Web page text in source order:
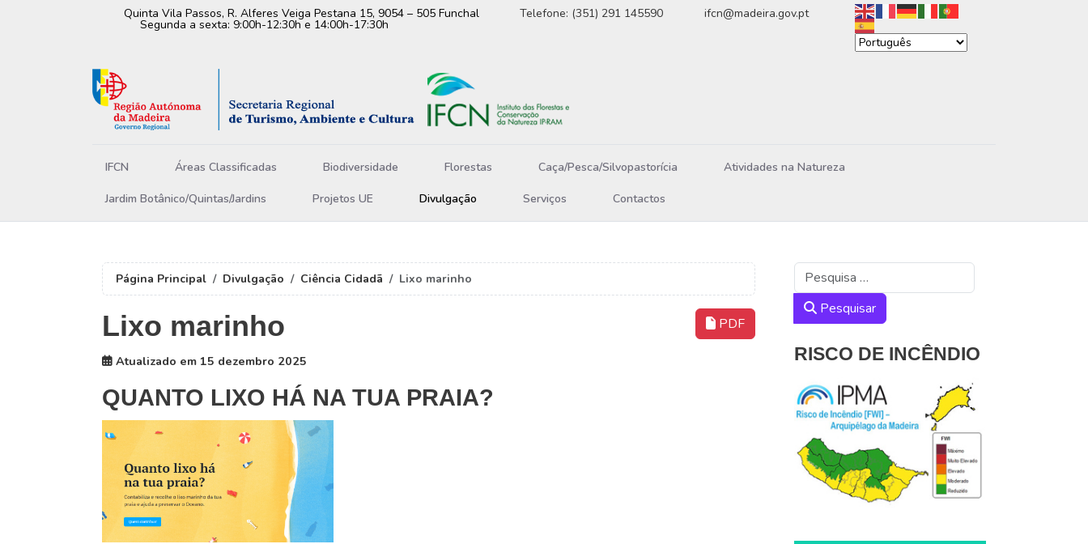
Quinta Vila Passos, R. Alferes Veiga Pestana 15, 9054 – 505 Funchal Telefone: (351) 291 145590 ifcn@madeira.gov.pt
Segunda a sexta: 9:00h-12:30h e 14:00h-17:30h
IFCN Áreas Classificadas Biodiversidade Florestas Caça/Pesca/Silvopastorícia Atividades na Natureza
Jardim Botânico/Quintas/Jardins Projetos UE Divulgação Serviços Contactos
Página Principal Divulgação Ciência Cidadã Lixo marinho
PDF
Lixo marinho
Atualizado em 15 dezembro 2025
QUANTO LIXO HÁ NA TUA PRAIA?
Pesquisar
Pesquisar
RISCO DE INCÊNDIO